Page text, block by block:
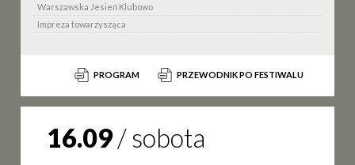
Warszawska Jesień Klubowo
Impreza towarzysząca
PROGRAM PRZEWODNIK PO FESTIWALU
16.09/sobota